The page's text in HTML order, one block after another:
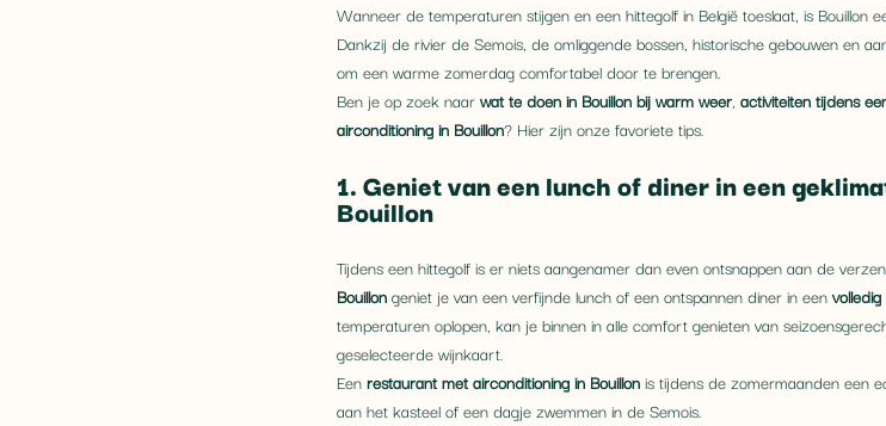
Wanneer de temperaturen stijgen en een hittegolf in België toeslaat, is Bouillon
Dankzij de rivier de Semois, de omliggende bossen, historische gebouwen en
om een warme zomerdag comfortabel door te brengen.
Ben je op zoek naar wat te doen in Bouillon bij warm weer, activiteiten tijdens
airconditioning in Bouillon? Hier zijn onze favoriete tips.
1. Geniet van een lunch of diner in een
Bouillon
Tijdens een hittegolf is er niets aangenamer dan even ontsnappen aan de
Bouillon geniet je van een verfijnde lunch of een ontspannen diner in een
temperaturen oplopen, kan je binnen in alle comfort genieten van
geselecteerde wijnkaart.
Een restaurant met airconditioning in Bouillon is tijdens de zomermaanden een
aan het kasteel of een dagje zwemmen in de Semois.